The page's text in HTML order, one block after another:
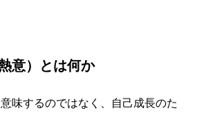
意）とは何か
味するのではなく、自己成長のた